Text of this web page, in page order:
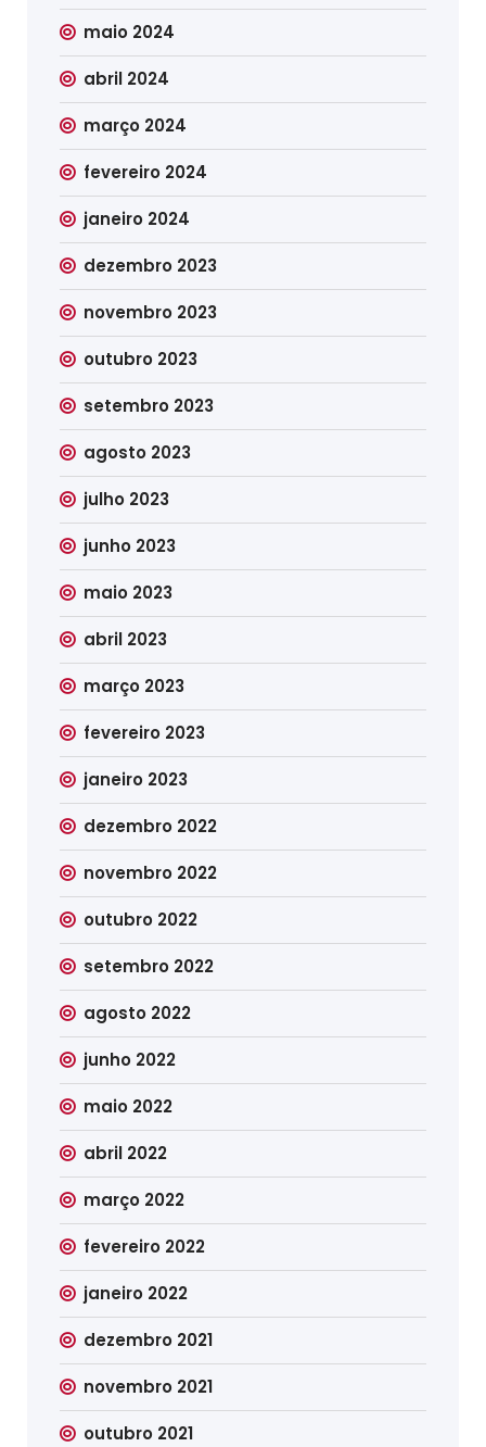
maio 2024
abril 2024
março 2024
fevereiro 2024
janeiro 2024
dezembro 2023
novembro 2023
outubro 2023
setembro 2023
agosto 2023
julho 2023
junho 2023
maio 2023
abril 2023
março 2023
fevereiro 2023
janeiro 2023
dezembro 2022
novembro 2022
outubro 2022
setembro 2022
agosto 2022
junho 2022
maio 2022
abril 2022
março 2022
fevereiro 2022
janeiro 2022
dezembro 2021
novembro 2021
outubro 2021